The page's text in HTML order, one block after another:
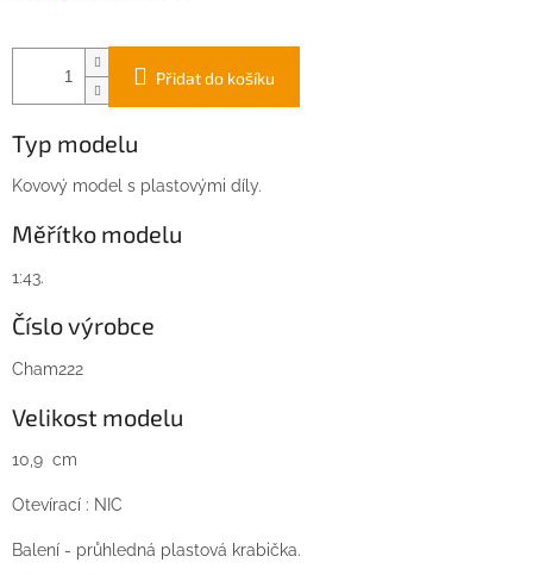
Přidat do košíku
Typ modelu
Kovový model s plastovými díly.
Měřítko modelu
1:43.
Číslo výrobce
Cham222
Velikost modelu
10,9 cm
Otevírací : NIC
Balení - průhledná plastová krabička.